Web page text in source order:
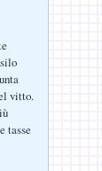
vitto.
tasse